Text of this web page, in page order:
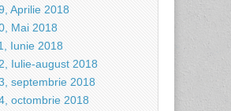
Aprilie 2018
Mai 2018
Iunie 2018
Iulie-august 2018
septembrie 2018
octombrie 2018